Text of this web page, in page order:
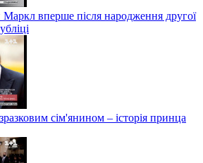
вперше після народження другої
сім'янином – історія принца